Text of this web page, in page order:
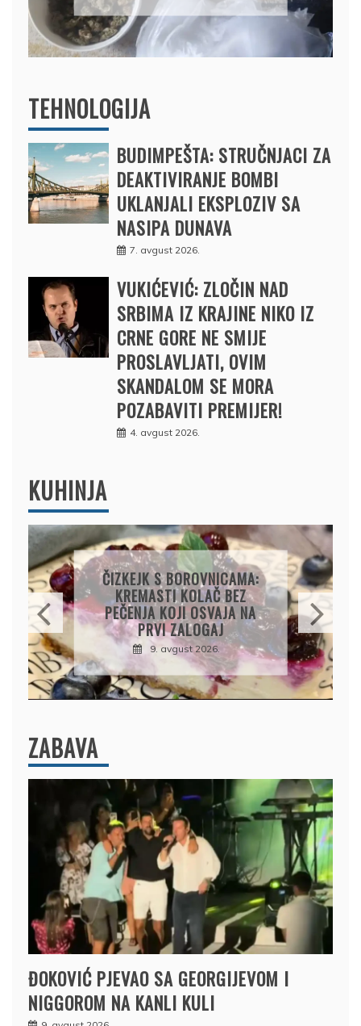
12. februar 2025.
TEHNOLOGIJA
BUDIMPEŠTA: STRUČNJACI ZA
DEAKTIVIRANJE BOMBI
UKLANJALI EKSPLOZIV SA
NASIPA DUNAVA
7. avgust 2026.
VUKIĆEVIĆ: ZLOČIN NAD
SRBIMA IZ KRAJINE NIKO IZ
CRNE GORE NE SMIJE
PROSLAVLJATI, OVIM
SKANDALOM SE MORA
POZABAVITI PREMIJER!
4. avgust 2026.
KUHINJA
KOLAČ S LIMUNOM I
SIROM: RECEPT ZA
KREMASTU POSLASTICU
KOJA SE TOPI U USTIMA
9. avgust 2026.
ZABAVA
ĐOKOVIĆ PJEVAO SA GEORGIJEVOM I
NIGGOROM NA KANLI KULI